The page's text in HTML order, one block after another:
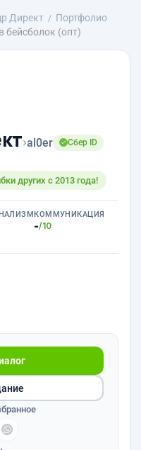
Директ
Портфолио
бейсболок (опт)
›al0er
Сбер ID
других с 2013 года!
КОММУНИКАЦИЯ
-/10